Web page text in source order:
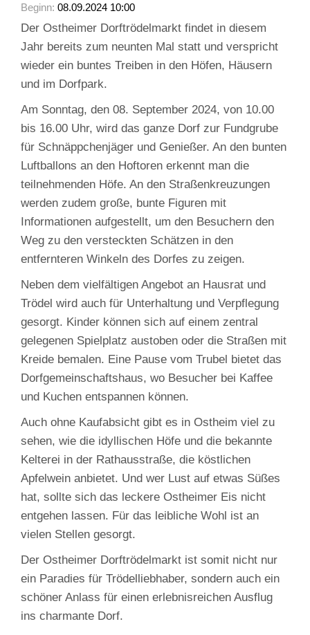
Beginn: 08.09.2024 10:00
Der Ostheimer Dorftrödelmarkt findet in diesem
Jahr bereits zum neunten Mal statt und verspricht
wieder ein buntes Treiben in den Höfen, Häusern
und im Dorfpark.
Am Sonntag, den 08. September 2024, von 10.00
bis 16.00 Uhr, wird das ganze Dorf zur Fundgrube
für Schnäppchenjäger und Genießer. An den bunten
Luftballons an den Hoftoren erkennt man die
teilnehmenden Höfe. An den Straßenkreuzungen
werden zudem große, bunte Figuren mit
Informationen aufgestellt, um den Besuchern den
Weg zu den versteckten Schätzen in den
entfernteren Winkeln des Dorfes zu zeigen.
Neben dem vielfältigen Angebot an Hausrat und
Trödel wird auch für Unterhaltung und Verpflegung
gesorgt. Kinder können sich auf einem zentral
gelegenen Spielplatz austoben oder die Straßen mit
Kreide bemalen. Eine Pause vom Trubel bietet das
Dorfgemeinschaftshaus, wo Besucher bei Kaffee
und Kuchen entspannen können.
Auch ohne Kaufabsicht gibt es in Ostheim viel zu
sehen, wie die idyllischen Höfe und die bekannte
Kelterei in der Rathausstraße, die köstlichen
Apfelwein anbietet. Und wer Lust auf etwas Süßes
hat, sollte sich das leckere Ostheimer Eis nicht
entgehen lassen. Für das leibliche Wohl ist an
vielen Stellen gesorgt.
Der Ostheimer Dorftrödelmarkt ist somit nicht nur
ein Paradies für Trödelliebhaber, sondern auch ein
schöner Anlass für einen erlebnisreichen Ausflug
ins charmante Dorf.